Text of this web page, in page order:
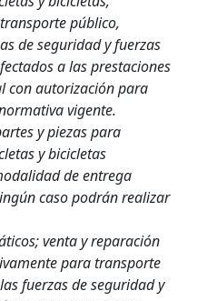
público,
de seguridad y fuerzas
a las prestaciones
con autorización para
vigente.
y piezas para
y bicicletas
de entrega
caso podrán realizar
venta y reparación
para transporte
fuerzas de seguridad y